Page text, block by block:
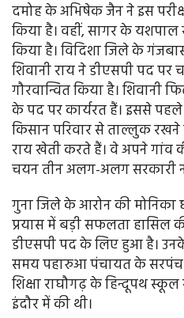
दमोह के अभिषेक जैन ने इस
किया है। वहीं, सागर के यशपाल
किया है। विदिशा जिले के
शिवानी राय ने डीएसपी पद
गौरवान्वित किया है।
के पद पर कार्यरत हैं। इससे पहले
किसान परिवार से ताल्लुक रखने
राय खेती करते हैं। वे अपने गांव
चयन तीन अलग-अलग सरकारी
गुना जिले के आरोन की
प्रयास में बड़ी सफलता हासिल
डीएसपी पद के लिए हुआ है।
समय पहारुआ पंचायत के सरपंच
शिक्षा राघौगढ़ के हिन्दूपथ
इंदौर में की थी।